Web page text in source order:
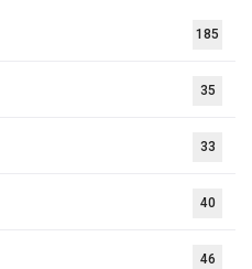
185
35
33
40
46